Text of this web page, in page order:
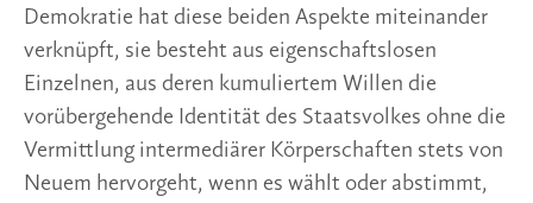
Demokratie hat diese beiden Aspekte miteinander
verknüpft, sie besteht aus eigenschaftslosen
Einzelnen, aus deren kumuliertem Willen die
vorübergehende Identität des Staatsvolkes ohne die
Vermittlung intermediärer Körperschaften stets von
Neuem hervorgeht, wenn es wählt oder abstimmt,